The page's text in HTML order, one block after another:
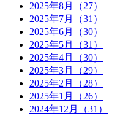
2025年8月（27）
2025年7月（31）
2025年6月（30）
2025年5月（31）
2025年4月（30）
2025年3月（29）
2025年2月（28）
2025年1月（26）
2024年12月（31）